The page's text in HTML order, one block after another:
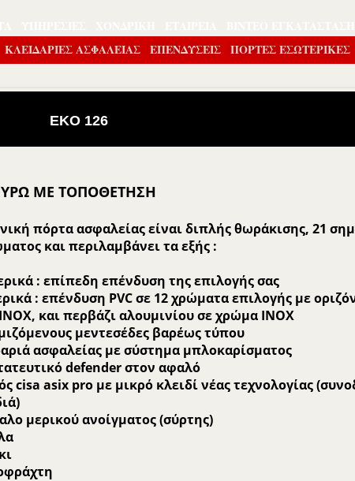
ΚΛΕΙΔΑΡΙΕΣ ΑΣΦΑΛΕΙΑΣ ΕΠΕΝΔΎΣΕΙΣ ΠΟΡΤΕΣ ΕΣΩΤΕΡΙΚΕΣ
EKO 126
ΜΕ ΤΟΠΟΘΕΤΗΣΗ
πόρτα ασφαλείας είναι διπλής θωράκισης, 21
και περιλαμβάνει τα εξής :
: επίπεδη επένδυση της επιλογής σας
: επένδυση PVC σε 12 χρώματα επιλογής με
και περβάζι αλουμινίου σε χρώμα ΙΝΟΧ
μεντεσέδες βαρέως τύπου
ασφαλείας με σύστημα μπλοκαρίσματος
defender στον αφαλό
cisa asix pro με μικρό κλειδί νέας τεχνολογίας
μερικού ανοίγματος (σύρτης)